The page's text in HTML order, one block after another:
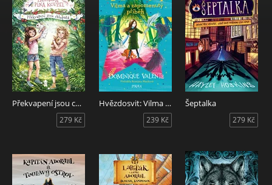
Překvapení jsou chlupatá
279 Kč
Hvězdosvit: Vilma a zapomenutý příběh
239 Kč
Šeptalka
279 Kč